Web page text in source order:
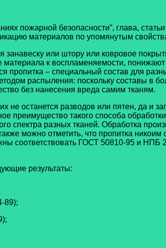
пожарной безопасности”, глава,
материалов по упомянутым
или штору или ковровое
материала к воспламеняемости,
– специальный состав для
распыления: поскольку составы в
без нанесения вреда самим тканям.
останется разводов или пятен, да и
преимущество такого способа
спектра разных тканей. Обработка
можно отметить, что пропитка
соответствовать ГОСТ 50810-95 и
результаты:
89);